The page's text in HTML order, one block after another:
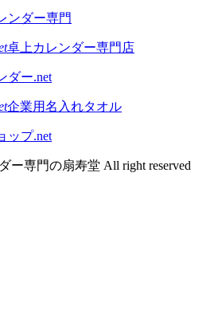
卓上カレンダー専門店
企業用名入れタオル
ー専門の扇寿堂 All right reserved